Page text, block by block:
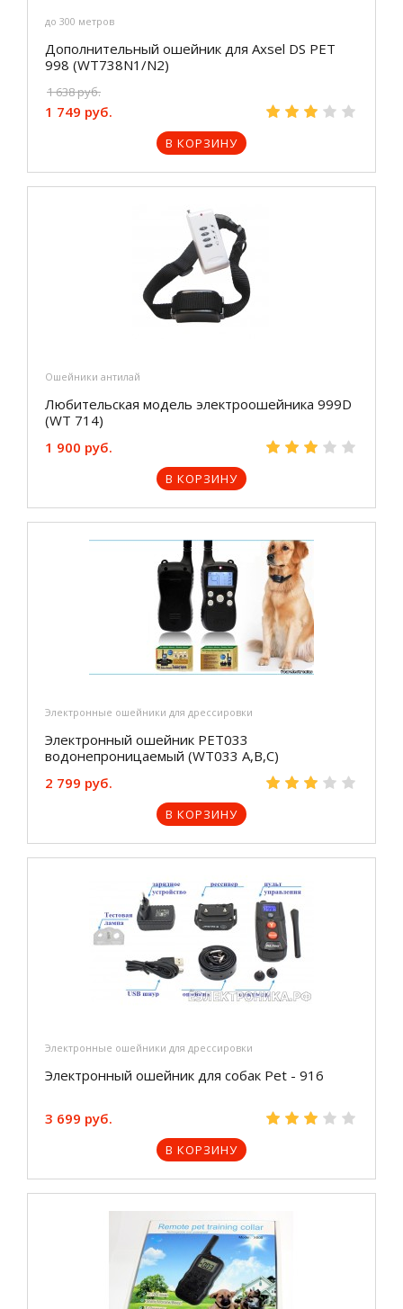
до 300 метров
Дополнительный ошейник для Axsel DS PET
998 (WT738N1/N2)
1 638 руб.
1 749 руб.
В КОРЗИНУ
Ошейники антилай
Любительская модель электроошейника 999D
(WT 714)
1 900 руб.
В КОРЗИНУ
Электронные ошейники для дрессировки
Электронный ошейник PET033
водонепроницаемый (WT033 A,B,C)
2 799 руб.
В КОРЗИНУ
Электронные ошейники для дрессировки
Электронный ошейник для собак Pet - 916
3 699 руб.
В КОРЗИНУ